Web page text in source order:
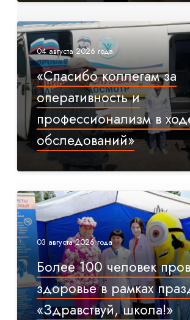
04 августа 2026 года
«Спасибо коллегам за
оперативность и
профессионализм в
обследований»
03 августа 2026 года
Более 100 человек
здоровье в рамках
«Здравствуй, школа!»